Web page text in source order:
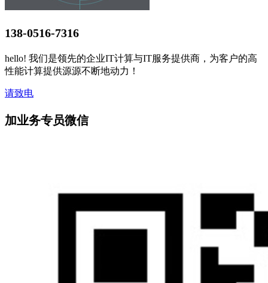
138-0516-7316
hello! 我们是领先的企业IT计算与IT服务提供商，为客户的高
性能计算提供源源不断地动力！
请致电
加业务专员微信